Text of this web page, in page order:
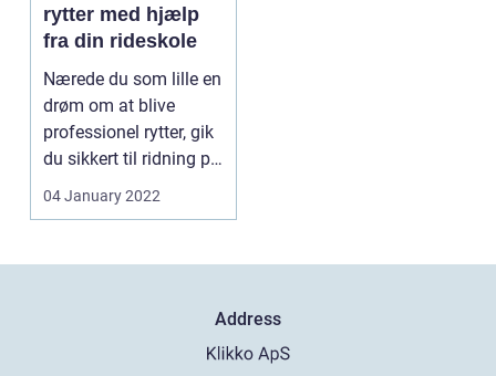
rytter med hjælp
fra din rideskole
Nærede du som lille en
drøm om at blive
professionel rytter, gik
du sikkert til ridning på
den lokal...
04 January 2022
Address